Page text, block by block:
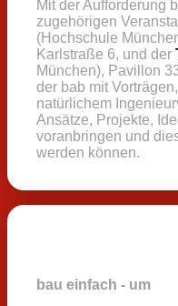
Mit der Aufforderung
zugehörigen
(Hochschule
Karlstraße 6, und der
München), Pavillon
der bab mit
natürlichem
Ansätze, Projekte,
voranbringen und
werden können.
bau einfach - um